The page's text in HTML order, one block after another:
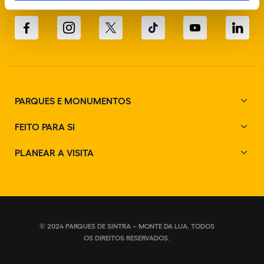
PARQUES E MONUMENTOS
FEITO PARA SI
PLANEAR A VISITA
© 2024 PARQUES DE SINTRA – MONTE DA LUA. TODOS
OS DIREITOS RESERVADOS.